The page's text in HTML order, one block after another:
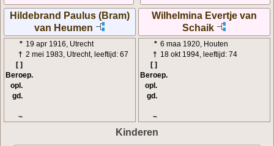
Hildebrand Paulus (Bram)
van Heumen
Wilhelmina Evertje van
Schaik
* 19 apr 1916, Utrecht
† 2 mei 1983, Utrecht, leeftijd: 67
[ ]
Beroep.
opl.
gd.
~
* 6 maa 1920, Houten
† 18 okt 1994, leeftijd: 74
[ ]
Beroep.
opl.
gd.
~
Kinderen